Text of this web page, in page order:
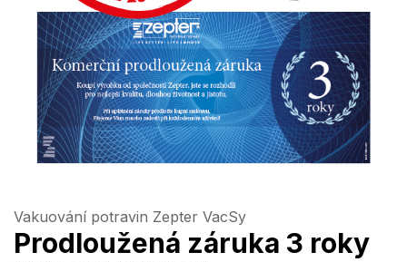
Vakuování potravin Zepter VacSy
Prodloužená záruka 3 roky